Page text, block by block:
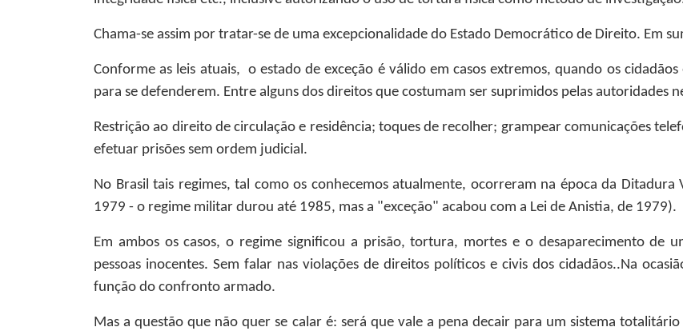
Chama-se assim por tratar-se de uma excepcionalidade do Estado Democrático de Direito. Em
Conforme as leis atuais, o estado de exceção é válido em casos extremos, quando os
para se defenderem. Entre alguns dos direitos que costumam ser suprimidos pelas autoridades
Restrição ao direito de circulação e residência; toques de recolher; grampear comunicações
efetuar prisões sem ordem judicial.
No Brasil tais regimes, tal como os conhecemos atualmente, ocorreram na época da
1979 - o regime militar durou até 1985, mas a "exceção" acabou com a Lei de Anistia, de 1979).
Em ambos os casos, o regime significou a prisão, tortura, mortes e o desaparecimento de
pessoas inocentes. Sem falar nas violações de direitos políticos e civis dos cidadãos..Na
função do confronto armado.
Mas a questão que não quer se calar é: será que vale a pena decair para um sistema